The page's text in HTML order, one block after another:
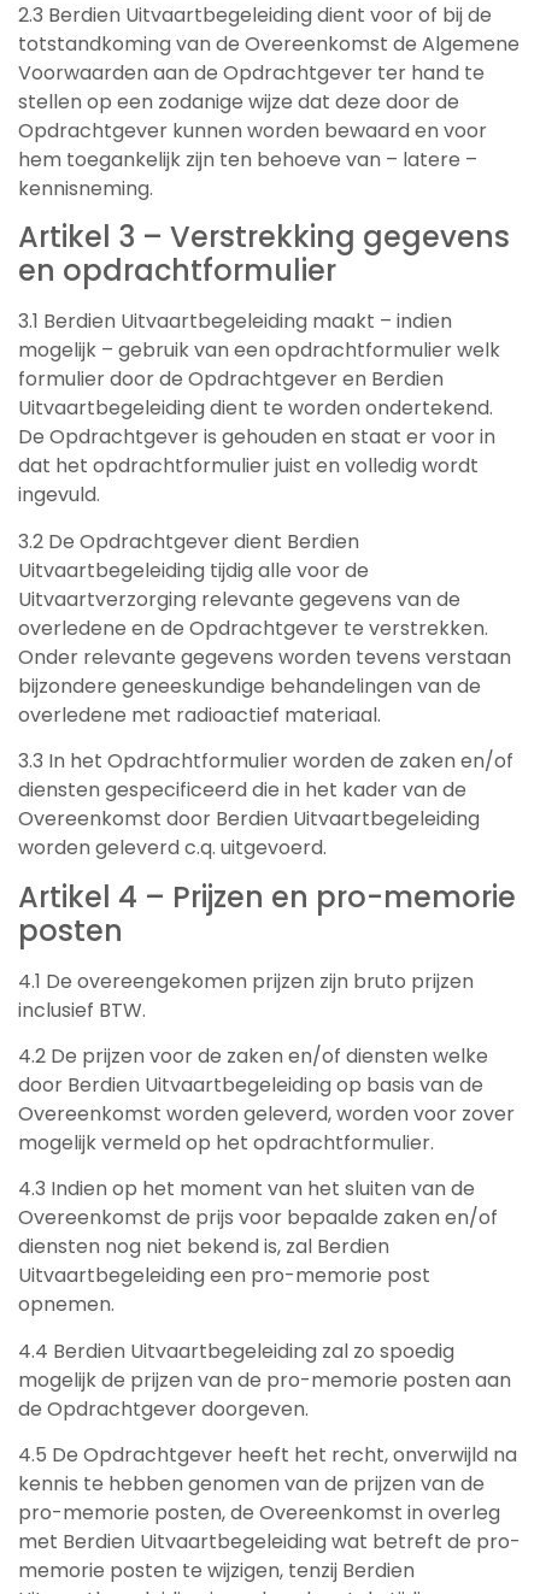
2.3 Berdien Uitvaartbegeleiding dient voor of bij de
totstandkoming van de Overeenkomst de Algemene
Voorwaarden aan de Opdrachtgever ter hand te
stellen op een zodanige wijze dat deze door de
Opdrachtgever kunnen worden bewaard en voor
hem toegankelijk zijn ten behoeve van – latere –
kennisneming.
Artikel 3 – Verstrekking gegevens
en opdrachtformulier
3.1 Berdien Uitvaartbegeleiding maakt – indien
mogelijk – gebruik van een opdrachtformulier welk
formulier door de Opdrachtgever en Berdien
Uitvaartbegeleiding dient te worden ondertekend.
De Opdrachtgever is gehouden en staat er voor in
dat het opdrachtformulier juist en volledig wordt
ingevuld.
3.2 De Opdrachtgever dient Berdien
Uitvaartbegeleiding tijdig alle voor de
Uitvaartverzorging relevante gegevens van de
overledene en de Opdrachtgever te verstrekken.
Onder relevante gegevens worden tevens verstaan
bijzondere geneeskundige behandelingen van de
overledene met radioactief materiaal.
3.3 In het Opdrachtformulier worden de zaken en/of
diensten gespecificeerd die in het kader van de
Overeenkomst door Berdien Uitvaartbegeleiding
worden geleverd c.q. uitgevoerd.
Artikel 4 – Prijzen en pro-memorie
posten
4.1 De overeengekomen prijzen zijn bruto prijzen
inclusief BTW.
4.2 De prijzen voor de zaken en/of diensten welke
door Berdien Uitvaartbegeleiding op basis van de
Overeenkomst worden geleverd, worden voor zover
mogelijk vermeld op het opdrachtformulier.
4.3 Indien op het moment van het sluiten van de
Overeenkomst de prijs voor bepaalde zaken en/of
diensten nog niet bekend is, zal Berdien
Uitvaartbegeleiding een pro-memorie post
opnemen.
4.4 Berdien Uitvaartbegeleiding zal zo spoedig
mogelijk de prijzen van de pro-memorie posten aan
de Opdrachtgever doorgeven.
4.5 De Opdrachtgever heeft het recht, onverwijld na
kennis te hebben genomen van de prijzen van de
pro-memorie posten, de Overeenkomst in overleg
met Berdien Uitvaartbegeleiding wat betreft de pro-
memorie posten te wijzigen, tenzij Berdien